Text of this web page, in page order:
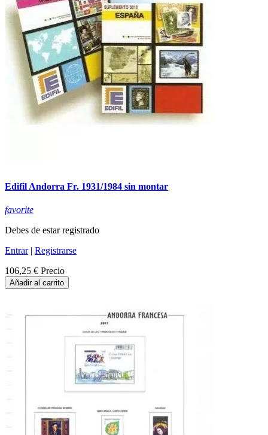
Edifil Andorra Fr. 1931/1984 sin montar
favorite
Debes de estar registrado
Entrar| Registrarse
106,25 € Precio
Añadir al carrito